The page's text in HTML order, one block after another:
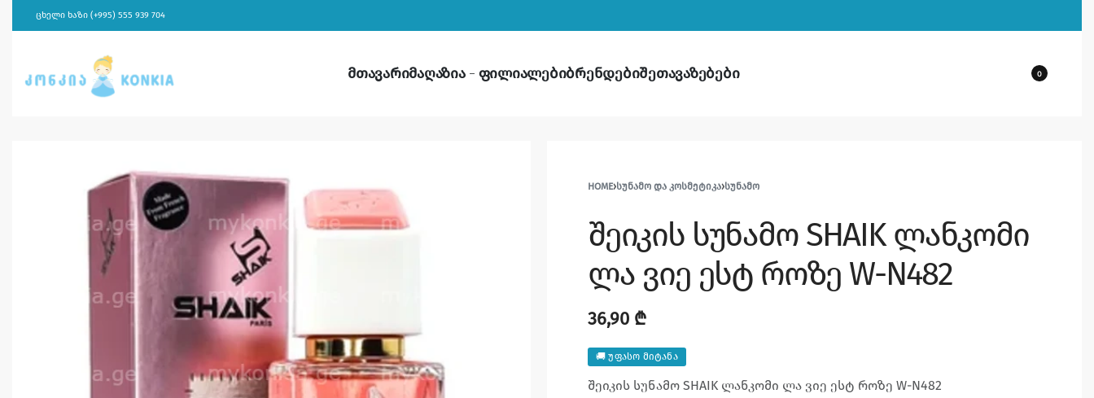
ცხელი ხაზი (+995) 555 939 704
მთავარიმაღაზია ფილიალებიბრენდებიშეთავაზებები 0
HOME›ᲡᲣᲜᲐᲛᲝ ᲓᲐ ᲙᲝᲡᲛᲔᲢᲘᲙᲐ›ᲡᲣᲜᲐᲛᲝ
შეიკის სუნამო SHAIK ლანკომი
ლა ვიე ესტ როზე W-N482
36,90 ₾
🚚 უფასო მიტანა
შეიკის სუნამო SHAIK ლანკომი ლა ვიე ესტ როზე W-N482